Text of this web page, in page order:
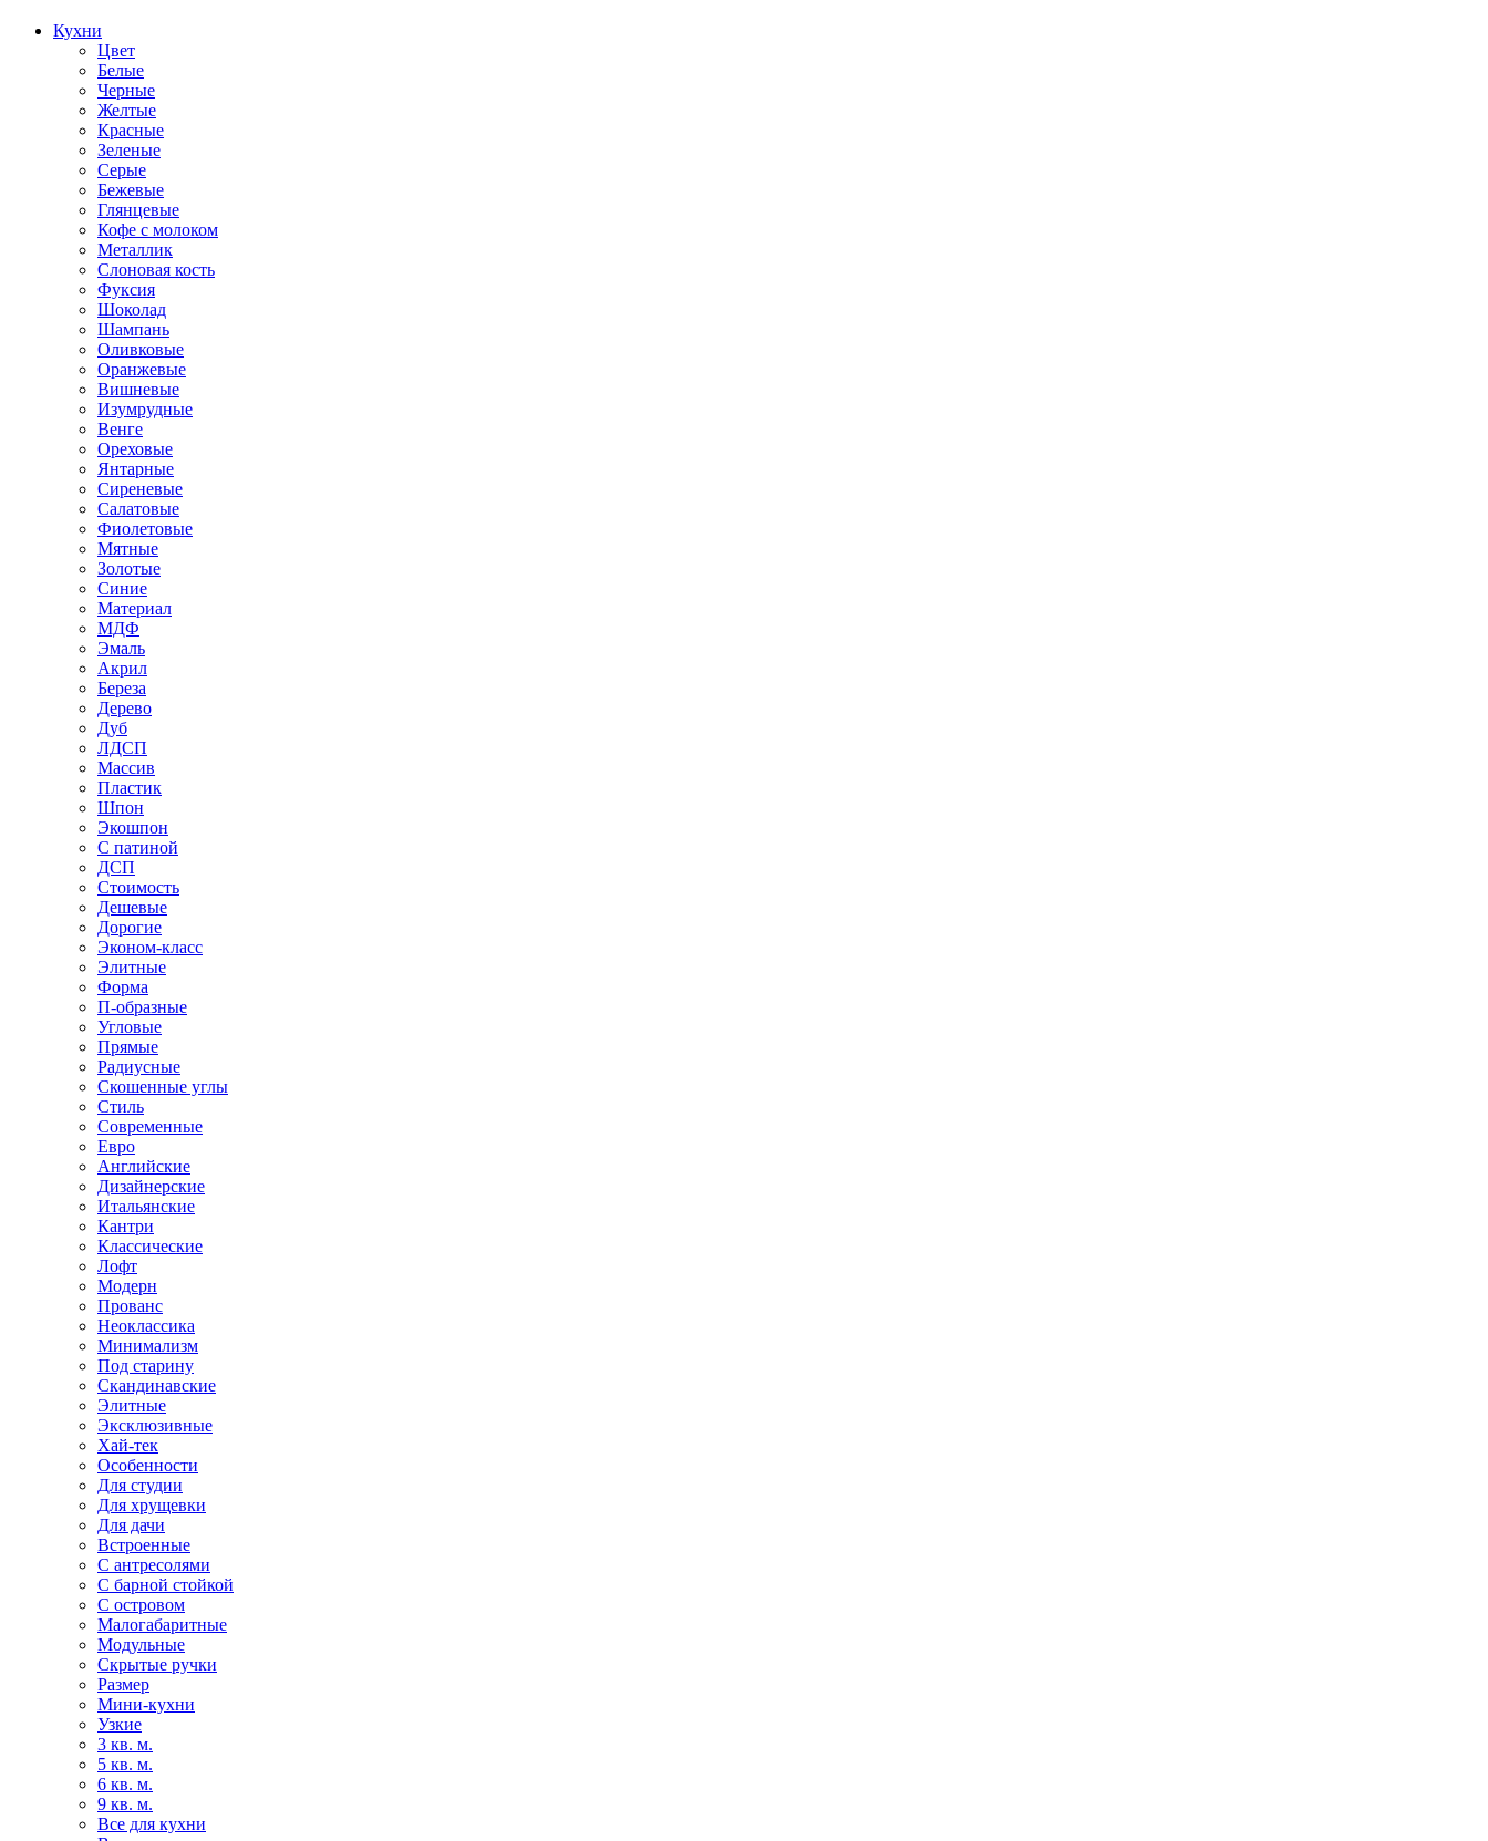
Кухни
Цвет
Белые
Черные
Желтые
Красные
Зеленые
Серые
Бежевые
Глянцевые
Кофе с молоком
Металлик
Слоновая кость
Фуксия
Шоколад
Шампань
Оливковые
Оранжевые
Вишневые
Изумрудные
Венге
Ореховые
Янтарные
Сиреневые
Салатовые
Фиолетовые
Мятные
Золотые
Синие
Материал
МДФ
Эмаль
Акрил
Береза
Дерево
Дуб
ЛДСП
Массив
Пластик
Шпон
Экошпон
С патиной
ДСП
Стоимость
Дешевые
Дорогие
Эконом-класс
Элитные
Форма
П-образные
Угловые
Прямые
Радиусные
Скошенные углы
Стиль
Современные
Евро
Английские
Дизайнерские
Итальянские
Кантри
Классические
Лофт
Модерн
Прованс
Неоклассика
Минимализм
Под старину
Скандинавские
Элитные
Эксклюзивные
Хай-тек
Особенности
Для студии
Для хрущевки
Для дачи
Встроенные
С антресолями
С барной стойкой
С островом
Малогабаритные
Модульные
Скрытые ручки
Размер
Мини-кухни
Узкие
3 кв. м.
5 кв. м.
6 кв. м.
9 кв. м.
Все для кухни